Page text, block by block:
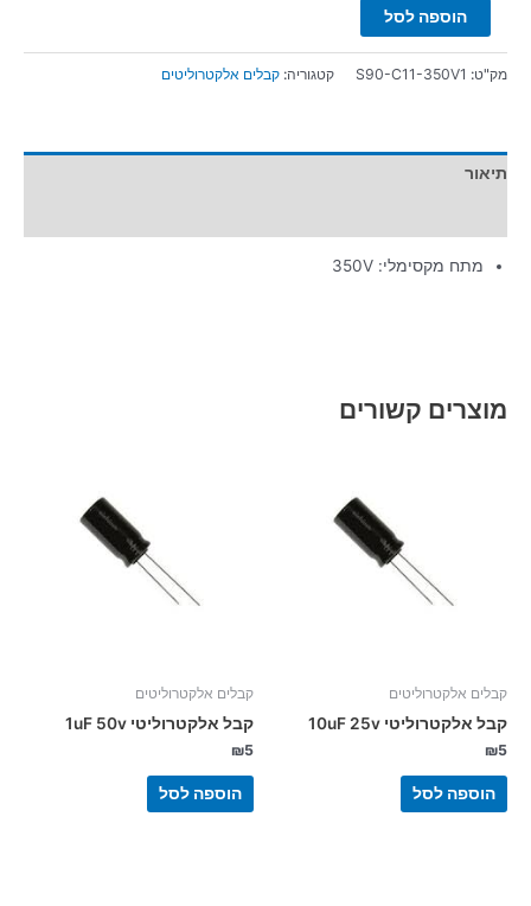
הוספה לסל
מק"ט: S90-C11-350V1 קטגוריה: קבלים אלקטרוליטים
תיאור
מתח מקסימלי: 350V
מוצרים קשורים
קבלים אלקטרוליטים
קבל אלקטרוליטי 10uF 25v
₪5
הוספה לסל
קבלים אלקטרוליטים
קבל אלקטרוליטי 1uF 50v
₪5
הוספה לסל